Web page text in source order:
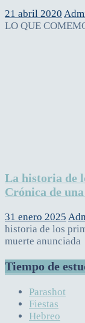
21 abril 2020
LO QUE
La historia de
Crónica de
31 enero 2025
historia de los
muerte anunciada
Tiempo de
Parashot
Fiestas
Hebreo